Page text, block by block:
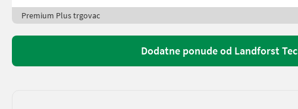
Premium Plus trgovac
Dodatne ponude od Landforst